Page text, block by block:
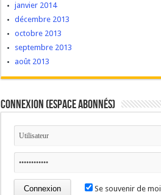
janvier 2014
décembre 2013
octobre 2013
septembre 2013
août 2013
Connexion (Espace Abonnés)
Se souvenir de moi